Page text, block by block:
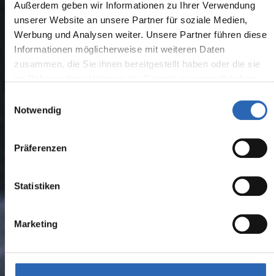
Außerdem geben wir Informationen zu Ihrer Verwendung
unserer Website an unsere Partner für soziale Medien,
Werbung und Analysen weiter. Unsere Partner führen diese
Informationen möglicherweise mit weiteren Daten
zusammen, die Sie ihnen bereitgestellt haben oder die sie
Notwendig
Präferenzen
Statistiken
Marketing